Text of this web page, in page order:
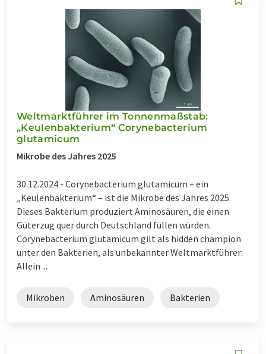
Weltmarktführer im Tonnenmaßstab:
„Keulenbakterium“ Corynebacterium
glutamicum
Mikrobe des Jahres 2025
30.12.2024 - Corynebacterium glutamicum – ein
„Keulenbakterium“ – ist die Mikrobe des Jahres 2025.
Dieses Bakterium produziert Aminosäuren, die einen
Güterzug quer durch Deutschland füllen würden.
Corynebacterium glutamicum gilt als hidden champion
unter den Bakterien, als unbekannter Weltmarktführer:
Allein ...
Mikroben Aminosäuren Bakterien